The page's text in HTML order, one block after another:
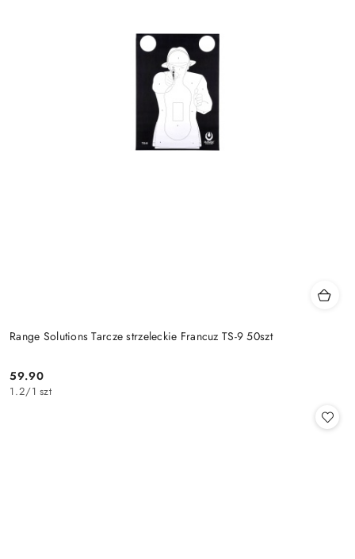
Range Solutions Tarcze strzeleckie Francuz TS-9 50szt
Cena:
59.90
1.2/1 szt